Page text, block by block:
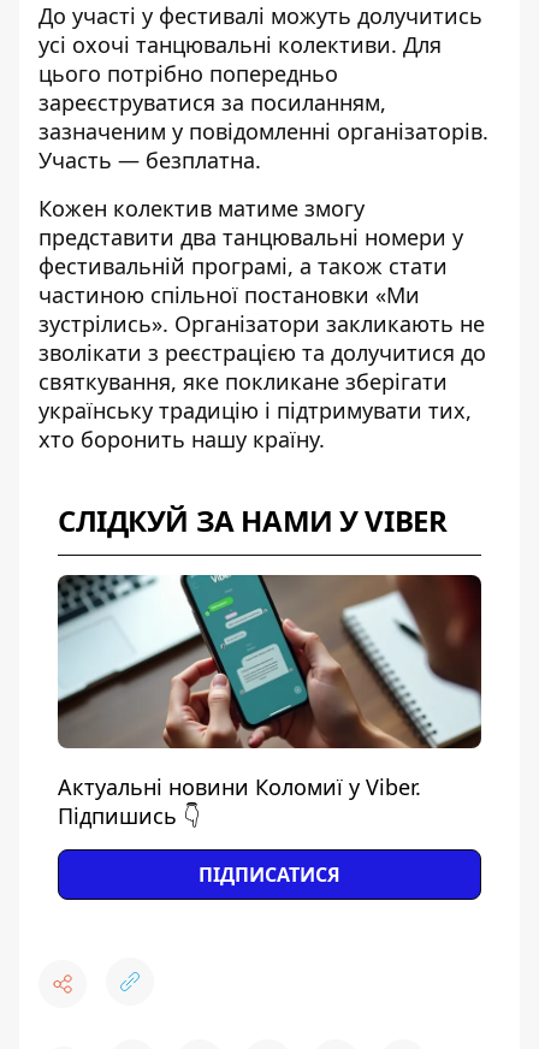
До участі у фестивалі можуть долучитись
усі охочі танцювальні колективи. Для
цього потрібно попередньо
зареєструватися за посиланням,
зазначеним у повідомленні організаторів.
Участь — безплатна.
Кожен колектив матиме змогу
представити два танцювальні номери у
фестивальній програмі, а також стати
частиною спільної постановки «Ми
зустрілись». Організатори закликають не
зволікати з реєстрацією та долучитися до
святкування, яке покликане зберігати
українську традицію і підтримувати тих,
хто боронить нашу країну.
СЛІДКУЙ ЗА НАМИ У VIBER
Актуальні новини Коломиї у Viber.
Підпишись 👇
ПІДПИСАТИСЯ